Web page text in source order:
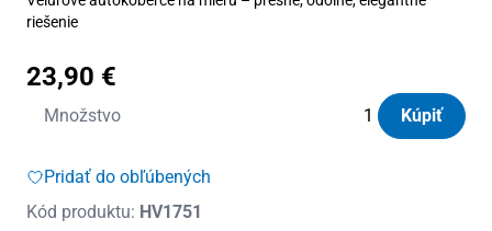
riešenie
23,90 €
Množstvo
množstvo
textilné
VW
Kúpiť
Pridať do obľúbených
Kód produktu: HV1751